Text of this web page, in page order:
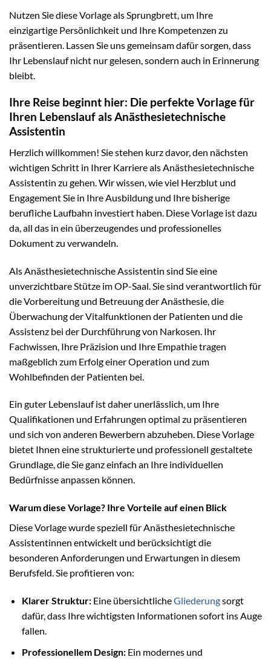
Nutzen Sie diese Vorlage als Sprungbrett, um Ihre
einzigartige Persönlichkeit und Ihre Kompetenzen zu
präsentieren. Lassen Sie uns gemeinsam dafür sorgen, dass
Ihr Lebenslauf nicht nur gelesen, sondern auch in Erinnerung
bleibt.
Ihre Reise beginnt hier: Die perfekte Vorlage für
Ihren Lebenslauf als Anästhesietechnische
Assistentin
Herzlich willkommen! Sie stehen kurz davor, den nächsten
wichtigen Schritt in Ihrer Karriere als Anästhesietechnische
Assistentin zu gehen. Wir wissen, wie viel Herzblut und
Engagement Sie in Ihre Ausbildung und Ihre bisherige
berufliche Laufbahn investiert haben. Diese Vorlage ist dazu
da, all das in ein überzeugendes und professionelles
Dokument zu verwandeln.
Als Anästhesietechnische Assistentin sind Sie eine
unverzichtbare Stütze im OP-Saal. Sie sind verantwortlich für
die Vorbereitung und Betreuung der Anästhesie, die
Überwachung der Vitalfunktionen der Patienten und die
Assistenz bei der Durchführung von Narkosen. Ihr
Fachwissen, Ihre Präzision und Ihre Empathie tragen
maßgeblich zum Erfolg einer Operation und zum
Wohlbefinden der Patienten bei.
Ein guter Lebenslauf ist daher unerlässlich, um Ihre
Qualifikationen und Erfahrungen optimal zu präsentieren
und sich von anderen Bewerbern abzuheben. Diese Vorlage
bietet Ihnen eine strukturierte und professionell gestaltete
Grundlage, die Sie ganz einfach an Ihre individuellen
Bedürfnisse anpassen können.
Warum diese Vorlage? Ihre Vorteile auf einen Blick
Diese Vorlage wurde speziell für Anästhesietechnische
Assistentinnen entwickelt und berücksichtigt die
besonderen Anforderungen und Erwartungen in diesem
Berufsfeld. Sie profitieren von:
Klarer Struktur:Eine übersichtlicheGliederungsorgt
dafür, dass Ihre wichtigsten Informationen sofort ins Auge
fallen.
Professionellem Design:Ein modernes und